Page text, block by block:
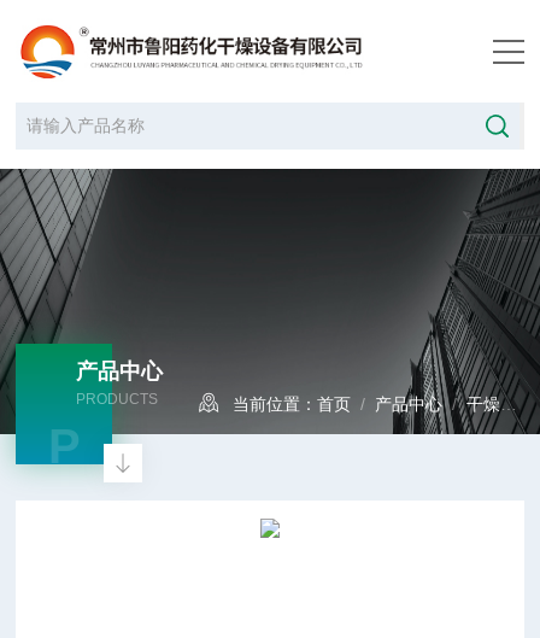
产品中心
PRODUCTS
P
当前位置：首页 / 产品中心/干燥设备